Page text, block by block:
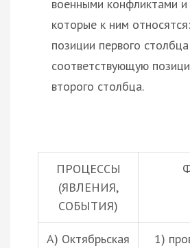
военными конфликтами
которые к ним
позиции первого
соответствующую
второго столбца.
ПРОЦЕССЫ
(ЯВЛЕНИЯ,
СОБЫТИЯ)
А) Октябрьская
1)